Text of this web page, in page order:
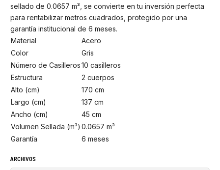
sellado de 0.0657 m³, se convierte en tu inversión perfecta
para rentabilizar metros cuadrados, protegido por una
garantía institucional de 6 meses.
Material
Acero
Color
Gris
Número de Casilleros10 casilleros
Estructura
2 cuerpos
Alto (cm)
170 cm
Largo (cm)
137 cm
Ancho (cm)
45 cm
Volumen Sellada (m³) 0.0657 m³
Garantía
6 meses
ARCHIVOS